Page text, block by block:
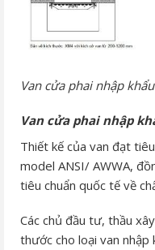
Van cửa phai nhập khẩu
Van cửa phai nhập
Thiết kế của van đạt
model ANSI/ AWWA,
tiêu chuẩn quốc tế về
Các chủ đầu tư, thầu
thước cho loại van nhập